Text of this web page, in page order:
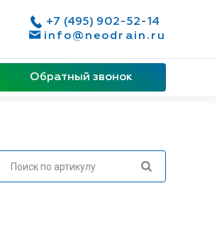
+7 (495) 902-52-14
info@neodrain.ru
Обратный звонок